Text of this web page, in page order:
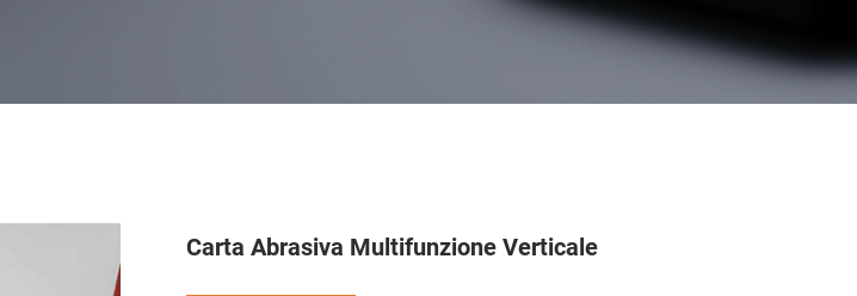
Carta Abrasiva Multifunzione Verticale